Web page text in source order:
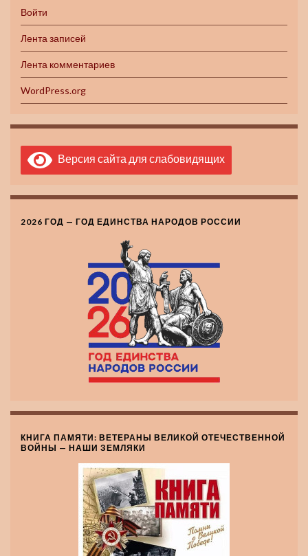
Войти
Лента записей
Лента комментариев
WordPress.org
Версия сайта для слабовидящих
2026 ГОД — ГОД ЕДИНСТВА НАРОДОВ РОССИИ
КНИГА ПАМЯТИ: ВЕТЕРАНЫ ВЕЛИКОЙ ОТЕЧЕСТВЕННОЙ
ВОЙНЫ — НАШИ ЗЕМЛЯКИ